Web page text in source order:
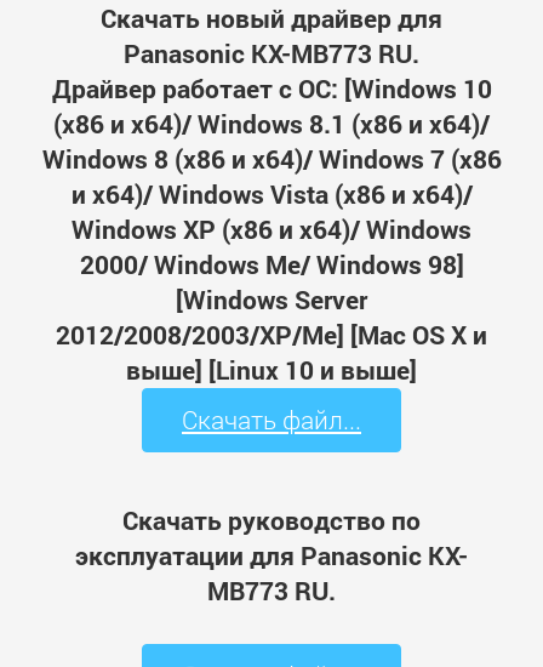
Скачать новый драйвер для
Panasonic KX-MB773 RU.
Драйвер работает с ОС: [Windows 10
(x86 и x64)/ Windows 8.1 (x86 и x64)/
Windows 8 (x86 и x64)/ Windows 7 (x86
и x64)/ Windows Vista (x86 и x64)/
Windows XP (x86 и x64)/ Windows
2000/ Windows Me/ Windows 98]
[Windows Server
2012/2008/2003/XP/Me] [Mac OS X и
выше] [Linux 10 и выше]
Скачать файл...
Скачать руководство по
эксплуатации для Panasonic KX-
MB773 RU.